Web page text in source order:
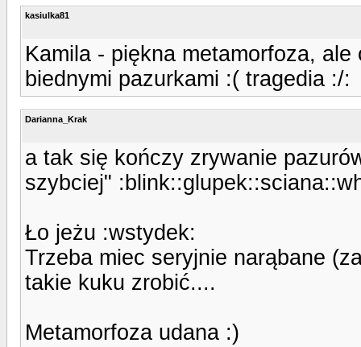
kasiulka81
Kamila - piękna metamorfoza,
biednymi pazurkami :( tragedia :/:
Darianna_Krak
a tak się kończy zrywanie
szybciej"
Ło jeżu :wstydek:
Trzeba miec seryjnie narąbane
takie kuku zrobić....
Metamorfoza udana :)